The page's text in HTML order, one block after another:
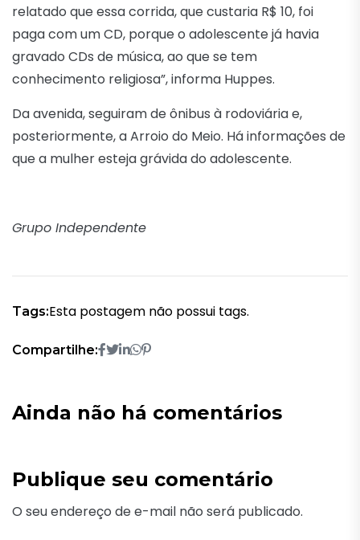
relatado que essa corrida, que custaria R$ 10, foi
paga com um CD, porque o adolescente já havia
gravado CDs de música, ao que se tem
conhecimento religiosa”, informa Huppes.
Da avenida, seguiram de ônibus à rodoviária e,
posteriormente, a Arroio do Meio. Há informações de
que a mulher esteja grávida do adolescente.
Grupo Independente
Tags:Esta postagem não possui tags.
Compartilhe:
Ainda não há comentários
Publique seu comentário
O seu endereço de e-mail não será publicado.